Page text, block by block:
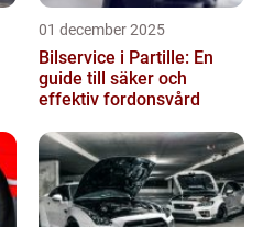
01 december 2025
Bilservice i Partille: En
guide till säker och
effektiv fordonsvård